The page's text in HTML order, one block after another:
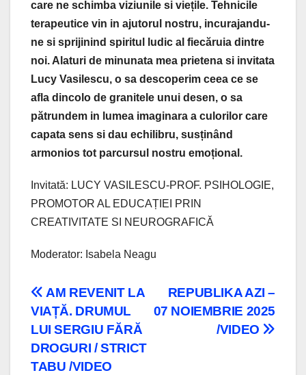
care ne schimba viziunile si viețile. Tehnicile
terapeutice vin in ajutorul nostru, incurajandu-
ne si sprijinind spiritul ludic al fiecăruia dintre
noi. Alaturi de minunata mea prietena si invitata
Lucy Vasilescu, o sa descoperim ceea ce se
afla dincolo de granitele unui desen, o sa
pătrundem in lumea imaginara a culorilor care
capata sens si dau echilibru, susținând
armonios tot parcursul nostru emoțional.
Invitată: LUCY VASILESCU-PROF. PSIHOLOGIE,
PROMOTOR AL EDUCAȚIEI PRIN
CREATIVITATE SI NEUROGRAFICĂ
Moderator: Isabela Neagu
Navigare
în
articole
REPUBLIKA AZI –
07 NOIEMBRIE 2025
/VIDEO
AM REVENIT LA
VIAȚĂ. DRUMUL
LUI SERGIU FĂRĂ
DROGURI / STRICT
TABU /VIDEO